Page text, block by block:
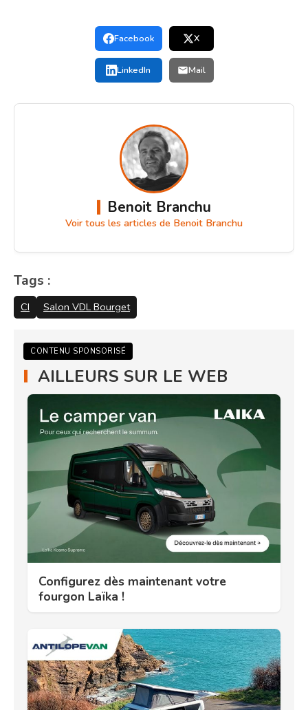
Facebook X
LinkedIn Mail
Benoit Branchu
Voir tous les articles de Benoit Branchu
Tags :
CI Salon VDL Bourget
CONTENU SPONSORISÉ
AILLEURS SUR LE WEB
Configurez dès maintenant votre
fourgon Laïka !